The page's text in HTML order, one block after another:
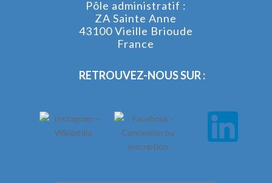
Pôle administratif :
ZA Sainte Anne
43100 Vieille Brioude
France
RETROUVEZ-NOUS SUR :